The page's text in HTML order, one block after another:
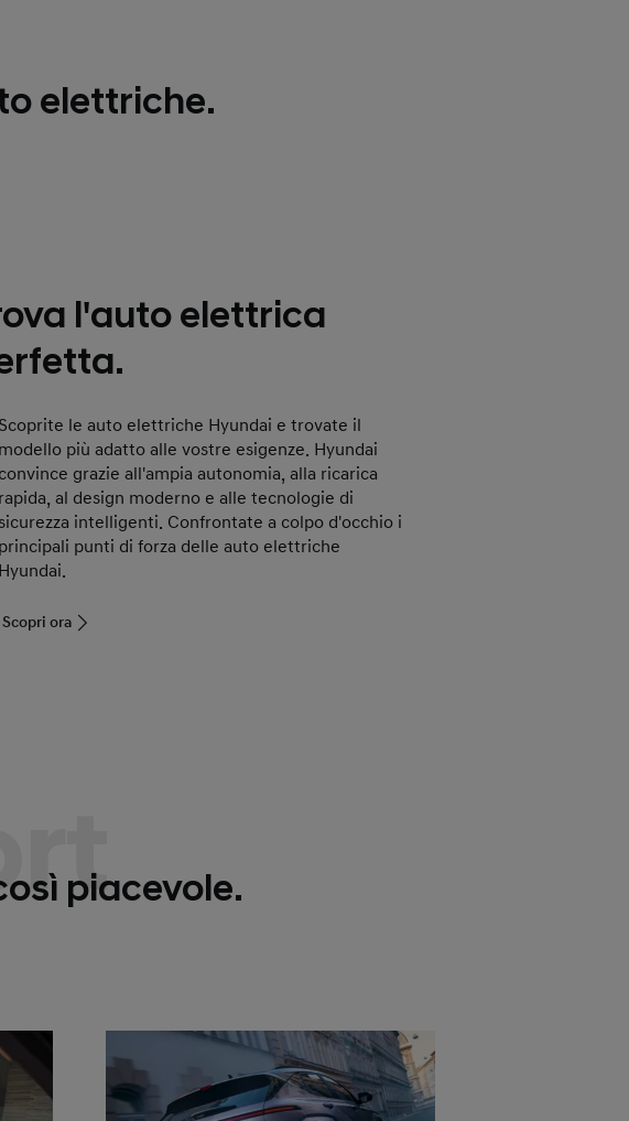
elettriche.
l'auto elettrica
le auto elettriche Hyundai e trovate il
modello più adatto alle vostre esigenze. Hyundai
convince grazie all'ampia autonomia, alla ricarica
rapida, al design moderno e alle tecnologie di
intelligenti. Confrontate a colpo d'occhio i
principali punti di forza delle auto elettriche
Hyundai.
Scopri ora
piacevole.